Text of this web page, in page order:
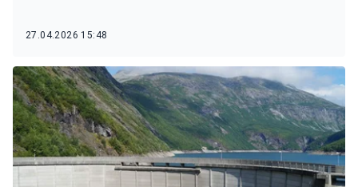
27.04.2026 15:48